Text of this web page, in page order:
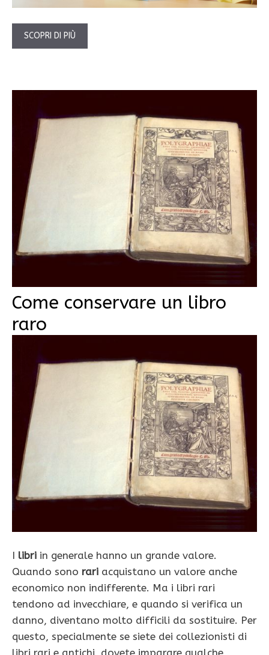
SCOPRI DI PIÙ
Come conservare un libro
raro
I libri in generale hanno un grande valore.
Quando sono rari acquistano un valore anche
economico non indifferente. Ma i libri rari
tendono ad invecchiare, e quando si verifica un
danno, diventano molto difficili da sostituire. Per
questo, specialmente se siete dei collezionisti di
libri rari e antichi, dovete imparare qualche